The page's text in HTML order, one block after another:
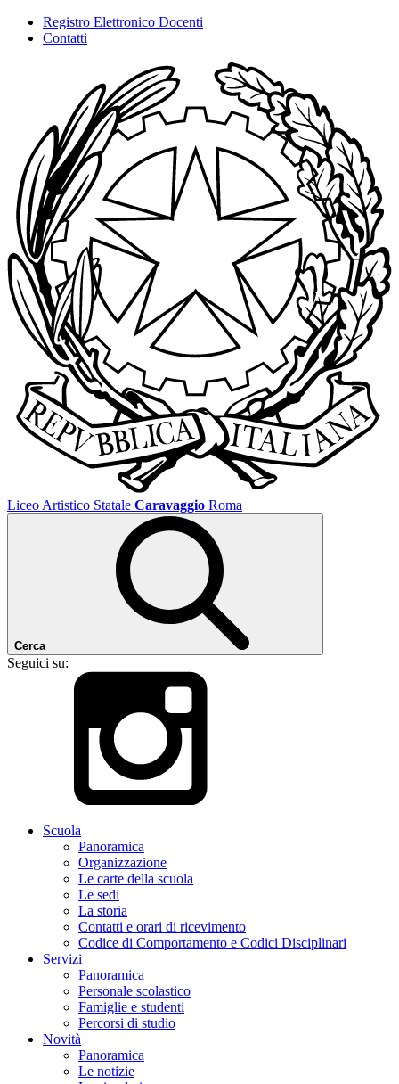
Registro Elettronico Docenti
Contatti
Liceo Artistico Statale Caravaggio Roma
Cerca
Seguici su:
Scuola
Panoramica
Organizzazione
Le carte della scuola
Le sedi
La storia
Contatti e orari di ricevimento
Codice di Comportamento e Codici Disciplinari
Servizi
Panoramica
Personale scolastico
Famiglie e studenti
Percorsi di studio
Novità
Panoramica
Le notizie